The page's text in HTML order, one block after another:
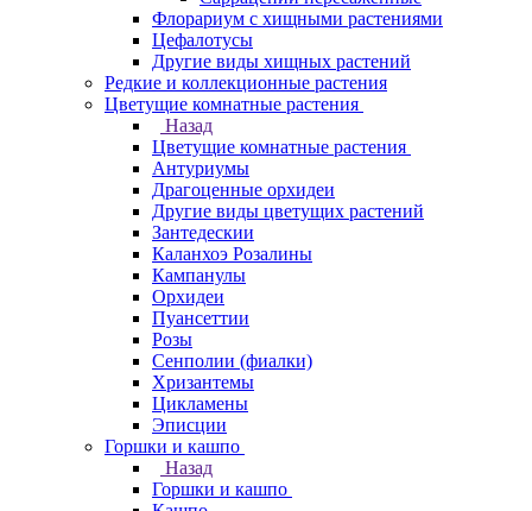
Флорариум с хищными растениями
Цефалотусы
Другие виды хищных растений
Редкие и коллекционные растения
Цветущие комнатные растения
Назад
Цветущие комнатные растения
Антуриумы
Драгоценные орхидеи
Другие виды цветущих растений
Зантедескии
Каланхоэ Розалины
Кампанулы
Орхидеи
Пуансеттии
Розы
Сенполии (фиалки)
Хризантемы
Цикламены
Эписции
Горшки и кашпо
Назад
Горшки и кашпо